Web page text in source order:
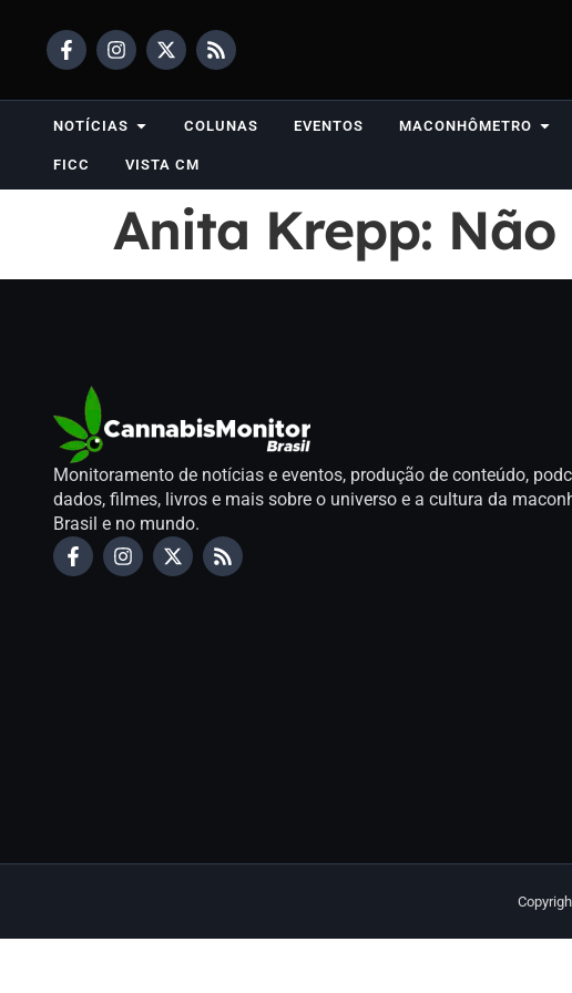
NOTÍCIAS COLUNAS EVENTOS MACONHÔMETRO
FICC VISTA CM
Anita Krepp:
Monitoramento de notícias e eventos, produção de conteúdo,
dados, filmes, livros e mais sobre o universo e a cultura da
Brasil e no mundo.